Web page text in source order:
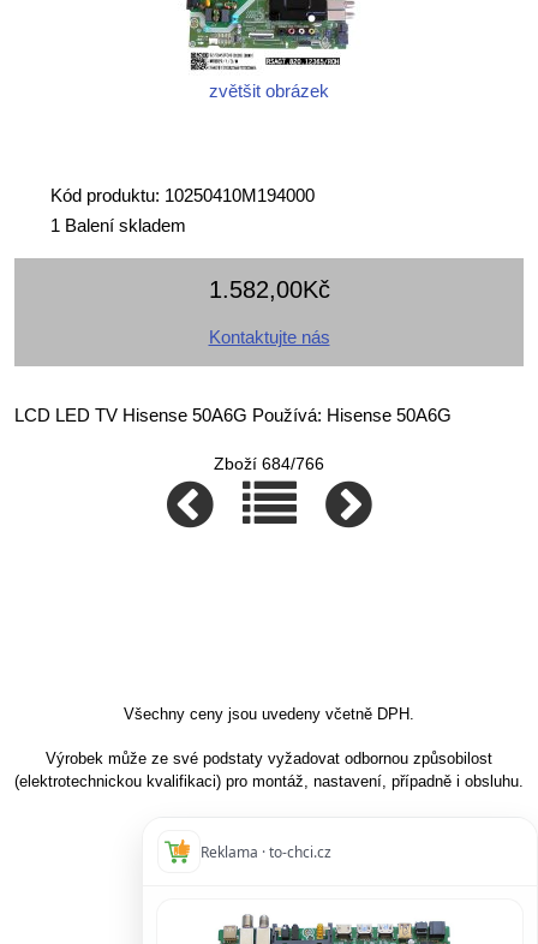
zvětšit obrázek
Kód produktu: 10250410M194000
1 Balení skladem
1.582,00Kč
Kontaktujte nás
LCD LED TV Hisense 50A6G Používá: Hisense 50A6G
Zboží 684/766
Všechny ceny jsou uvedeny včetně DPH.
Výrobek může ze své podstaty vyžadovat odbornou způsobilost
(elektrotechnickou kvalifikaci) pro montáž, nastavení, případně i obsluhu.
Reklama · to-chci.cz